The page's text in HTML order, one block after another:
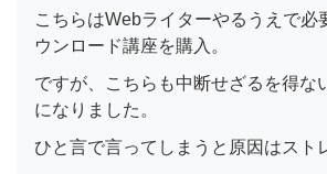
こちらはWebライターやるうえで必
ウンロード講座を購入。
ですが、こちらも中断せざるを得な
になりました。
ひと言で言ってしまうと原因はスト